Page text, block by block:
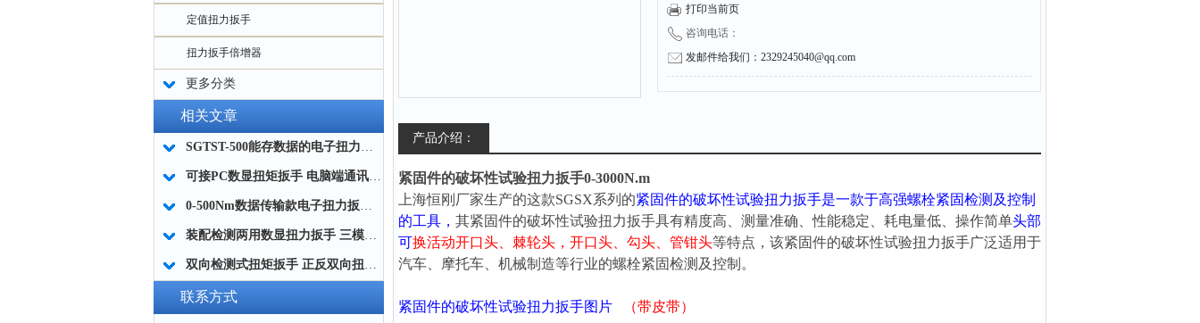
定值扭力扳手
扭力扳手倍增器
更多分类
相关文章
SGTST-500能存数据的电子扭力扳手 带工作记录的智能扭力扳手厂家
可接PC数显扭矩扳手 电脑端通讯力矩扳手 数据上传电脑电子扭力扳手厂家
0-500Nm数据传输款电子扭力扳手,信号输出追溯扭矩值的扭矩扳手
装配检测两用数显扭力扳手 三模式切换扭矩扳手 工业紧固测量力矩扳手品牌
双向检测式扭矩扳手 正反双向扭力测试检测扳手 正旋反旋力矩扳手厂家
联系方式
性试验扭力扳手广泛适用于汽车、摩托车、机械制造等行业的螺栓紧固检测及控
制。
打印当前页
咨询电话：
发邮件给我们：2329245040@qq.com
产品介绍：
紧固件的破坏性试验扭力扳手0-3000N.m
上海恒刚厂家生产的这款SGSX系列的紧固件的破坏性试验扭力扳手是一款于高强螺栓紧固检测及控制
的工具， 其紧固件的破坏性试验扭力扳手具有精度高、测量准确、性能稳定、耗电量低、操作简单头部
可换活动开口头、 棘轮头， 开口头、勾头、管钳头等特点， 该紧固件的破坏性试验扭力扳手广泛适用于
汽车、摩托车、机械制造等行业的螺栓紧固检测及控制。
紧固件的破坏性试验扭力扳手图片 （带皮带）